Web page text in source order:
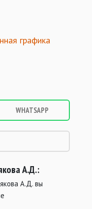
графика
WHATSAPP
А.Д.:
А.Д. вы